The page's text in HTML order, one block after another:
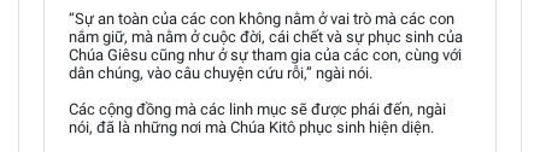
“Sự an toàn của các con không nằm ở vai trò mà các con
nắm giữ, mà nằm ở cuộc đời, cái chết và sự phục sinh của
Chúa Giêsu cũng như ở sự tham gia của các con, cùng với
dân chúng, vào câu chuyện cứu rỗi,” ngài nói.
Các cộng đồng mà các linh mục sẽ được phái đến, ngài
nói, đã là những nơi mà Chúa Kitô phục sinh hiện diện.